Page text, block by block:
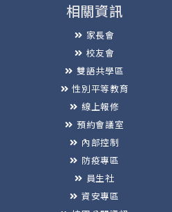
相關資訊
家長會
校友會
雙語共學區
性別平等教育
線上報修
預約會議室
內部控制
防疫專區
員生社
資安專區